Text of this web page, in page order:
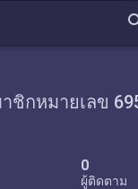
ชิกหมายเลข
0
ผู้ติดตาม